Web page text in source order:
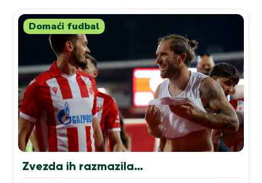
Domaći fudbal
Zvezda ih razmazila…